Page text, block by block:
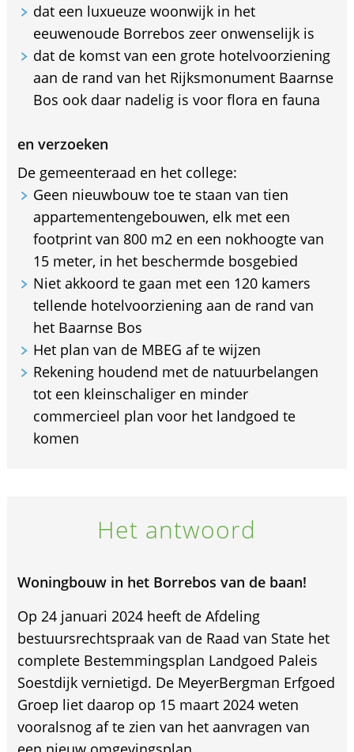
dat een luxueuze woonwijk in het
eeuwenoude Borrebos zeer onwenselijk is
dat de komst van een grote hotelvoorziening
aan de rand van het Rijksmonument Baarnse
Bos ook daar nadelig is voor flora en fauna
en verzoeken
De gemeenteraad en het college:
Geen nieuwbouw toe te staan van tien
appartementengebouwen, elk met een
footprint van 800 m2 en een nokhoogte van
15 meter, in het beschermde bosgebied
Niet akkoord te gaan met een 120 kamers
tellende hotelvoorziening aan de rand van
het Baarnse Bos
Het plan van de MBEG af te wijzen
Rekening houdend met de natuurbelangen
tot een kleinschaliger en minder
commercieel plan voor het landgoed te
komen
Het antwoord
Woningbouw in het Borrebos van de baan!
Op 24 januari 2024 heeft de Afdeling
bestuursrechtspraak van de Raad van State het
complete Bestemmingsplan Landgoed Paleis
Soestdijk vernietigd. De MeyerBergman Erfgoed
Groep liet daarop op 15 maart 2024 weten
vooralsnog af te zien van het aanvragen van